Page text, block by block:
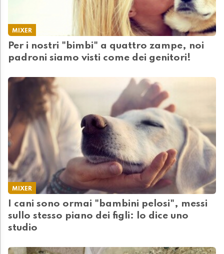
MIXER
Per i nostri "bimbi" a quattro zampe, noi
padroni siamo visti come dei genitori!
MIXER
I cani sono ormai "bambini pelosi", messi
sullo stesso piano dei figli: lo dice uno
studio